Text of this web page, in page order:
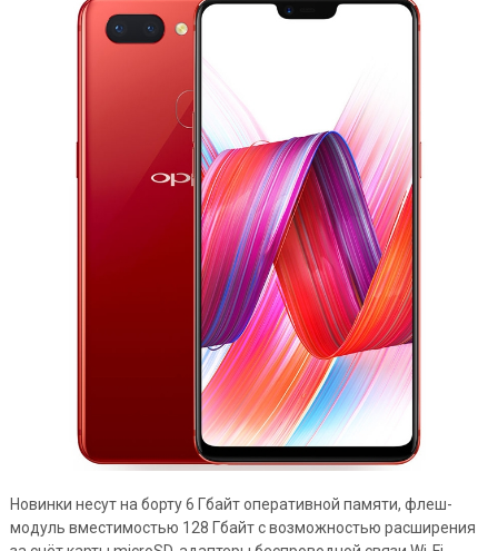
Новинки несут на борту 6 Гбайт оперативной памяти, флеш-
модуль вместимостью 128 Гбайт с возможностью расширения